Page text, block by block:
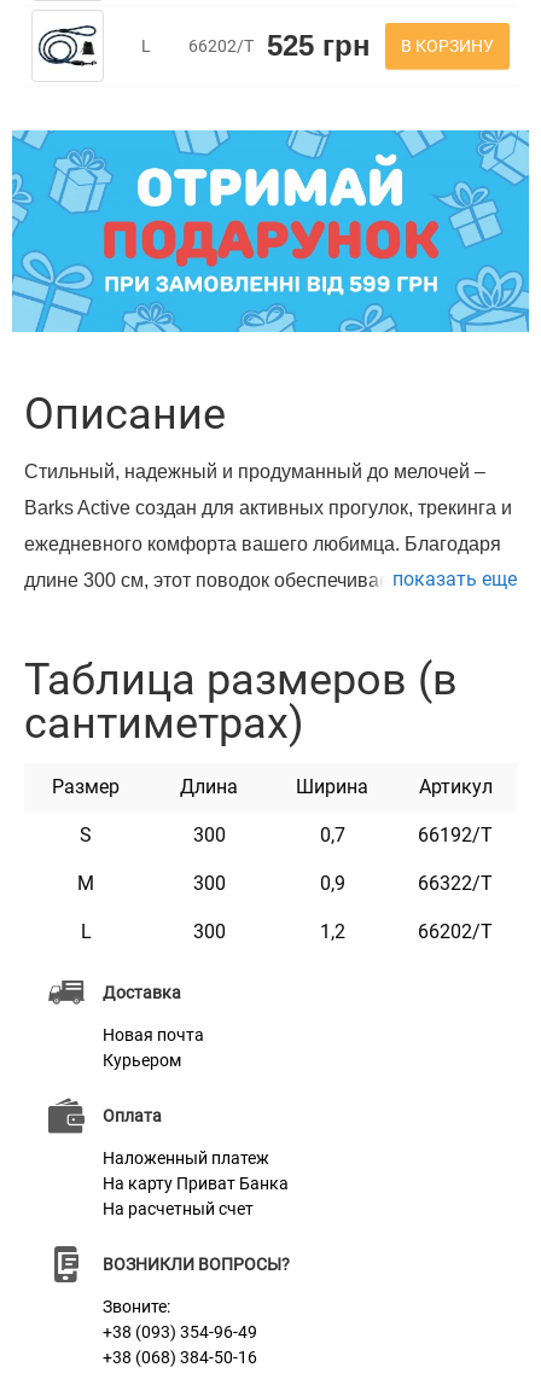
L 66202/Т 525 грн В КОРЗИНУ
Доставка
Новая почта
Курьером
Оплата
Наложенный платеж
На карту Приват Банка
На расчетный счет
ВОЗНИКЛИ ВОПРОСЫ?
Звоните:
+38 (093) 354-96-49
+38 (068) 384-50-16
Описание
Стильный, надежный и продуманный до мелочей –
Barks Active создан для активных прогулок, трекинга и
ежедневного комфорта вашего любимца. Благодаря
длине 300 см, этот поводок обеспечивает достаточную
Светоотражающая нить гарантирует видимость в
темное время суток, обеспечивая безопасность во
Прочный нейлон премиум-класса –
выдерживает интенсивные нагрузки, не
руку и комфортно лежит в ладони.
Надежный металлический карабин – легко и
активные движения собаки.
фиолетового цветов выглядит современно и
подчеркивает индивидуальность вашего
любимца.
Идеально подходит для ежедневных прогулок,
активных пород и собак среднего/большого размера,
тренировок, бега, трекинга, прогулок в темное время
показать еще
Таблица размеров (в
сантиметрах)
Размер Длина Ширина Артикул
S 300 0,7 66192/Т
M 300 0,9 66322/Т
L 300 1,2 66202/Т